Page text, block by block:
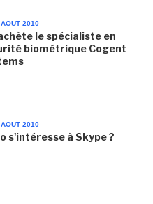
2010
le spécialiste en
biométrique Cogent
2010
s'intéresse à Skype ?